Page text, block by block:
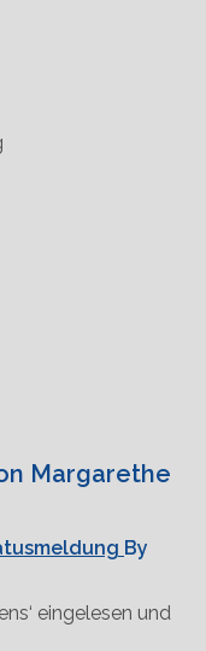
Margarethe
By
eingelesen und